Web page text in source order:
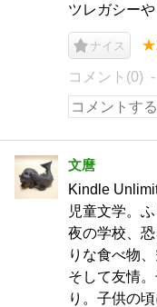
ツレガシーや
ナイス
コメント(0)
文麿
Kindle
児童文学。
夜の学校、
りな食べ物
そして友情
り。子供の